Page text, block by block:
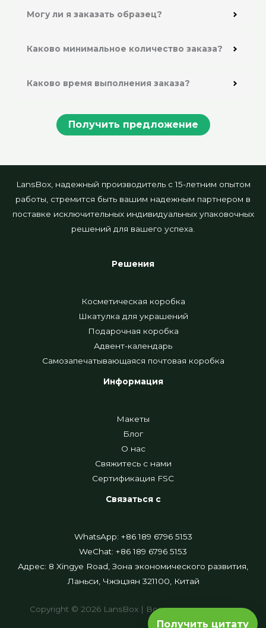
Могу ли я заказать образец?
Каково минимальное количество заказа?
Каково время выполнения заказа?
Получить предложение
LansBox, надежный производитель с 15-летним опытом
работы, стремится быть вашим надежным партнером в
поставке исключительных индивидуальных упаковочных
решений для вашего успеха.
Решения
Косметическая коробка
Шкатулка для украшений
Подарочная коробка
Адвент-календарь
Самозапечатывающаяся почтовая коробка
Информация
Макеты
Блог
О нас
Свяжитесь с нами
Сертификация FSC
Связаться с
WhatsApp: +86 189 6796 5153
WeChat: +86 189 6796 5153
Адрес: 8 Xingye Road, Зона экономического развития,
Ланьси, Чжэцзян 321100, Китай
Copyright © 2026 LansBox | Все права защищены
Получить цитату